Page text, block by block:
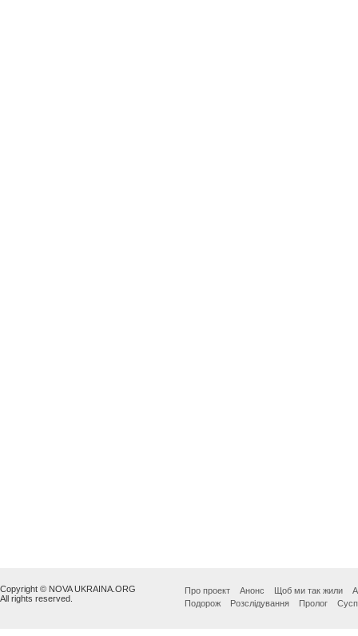
Copyright © NOVA UKRAINA.ORG
All rights reserved.
Про проект Анонс Щоб ми так жили
Подорож
Розслідування Пролог